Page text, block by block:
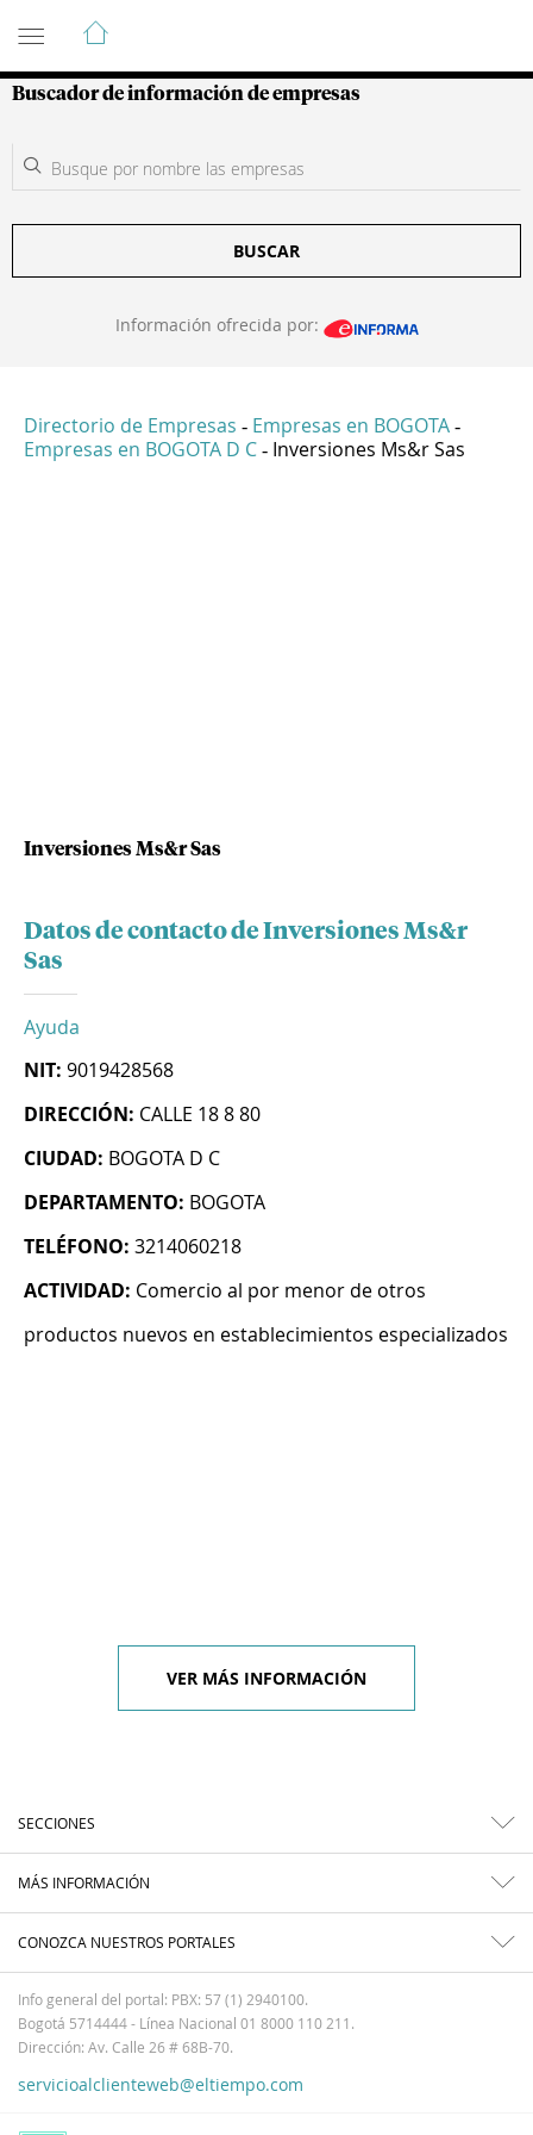
Guía de Empresas Colombianas
Buscador de información de empresas
BUSCAR
Información ofrecida por:
Directorio de Empresas - Empresas en BOGOTA -
Empresas en BOGOTA D C - Inversiones Ms&r Sas
Inversiones Ms&r Sas
Datos de contacto de Inversiones Ms&r
Sas
Ayuda
NIT: 9019428568
DIRECCIÓN: CALLE 18 8 80
CIUDAD: BOGOTA D C
DEPARTAMENTO: BOGOTA
TELÉFONO: 3214060218
ACTIVIDAD: Comercio al por menor de otros
productos nuevos en establecimientos especializados
VER MÁS INFORMACIÓN
SECCIONES
MÁS INFORMACIÓN
CONOZCA NUESTROS PORTALES
Info general del portal: PBX: 57 (1) 2940100.
Bogotá 5714444 - Línea Nacional 01 8000 110 211.
Dirección: Av. Calle 26 # 68B-70.
servicioalclienteweb@eltiempo.com